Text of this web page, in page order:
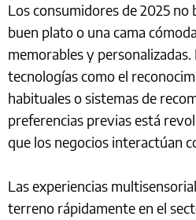
Los consumidores de 2025 no
buen plato o una cama
memorables y
tecnologías como el
habituales o sistemas de
preferencias previas está
que los negocios interactúan
Las experiencias
terreno rápidamente en el